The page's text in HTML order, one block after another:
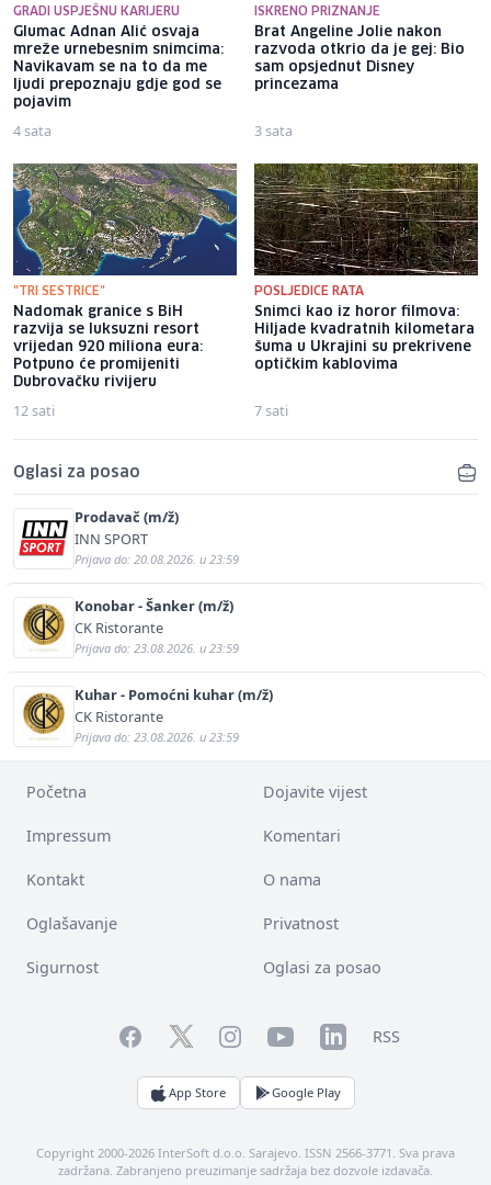
GRADI USPJEŠNU KARIJERU
Glumac Adnan Alić osvaja
mreže urnebesnim snimcima:
Navikavam se na to da me
ljudi prepoznaju gdje god se
pojavim
4 sata
ISKRENO PRIZNANJE
Brat Angeline Jolie nakon
razvoda otkrio da je gej: Bio
sam opsjednut Disney
princezama
3 sata
"TRI SESTRICE"
Nadomak granice s BiH
razvija se luksuzni resort
vrijedan 920 miliona eura:
Potpuno će promijeniti
Dubrovačku rivijeru
12 sati
POSLJEDICE RATA
Snimci kao iz horor filmova:
Hiljade kvadratnih kilometara
šuma u Ukrajini su prekrivene
optičkim kablovima
7 sati
Oglasi za posao
Prodavač (m/ž)
INN SPORT
Prijava do: 20.08.2026. u 23:59
Konobar - Šanker (m/ž)
CK Ristorante
Prijava do: 23.08.2026. u 23:59
Kuhar - Pomoćni kuhar (m/ž)
CK Ristorante
Prijava do: 23.08.2026. u 23:59
Početna Dojavite vijest
Impressum Komentari
Kontakt O nama
Oglašavanje Privatnost
Sigurnost Oglasi za posao
FacebookTwitterInstagramYouTubeLinkedInRSS
App Store Google Play
Copyright 2000-2026 InterSoft d.o.o. Sarajevo. ISSN 2566-3771. Sva prava
zadržana. Zabranjeno preuzimanje sadržaja bez dozvole izdavača.